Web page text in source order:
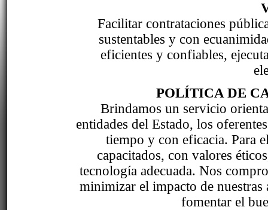
Facilitar contrataciones
sustentables y con
eficientes y confiables,
POLÍTICA DE
Brindamos un servicio
entidades del Estado, los
tiempo y con eficacia. Para
capacitados, con valores
tecnología adecuada. Nos
minimizar el impacto de
fomentar el